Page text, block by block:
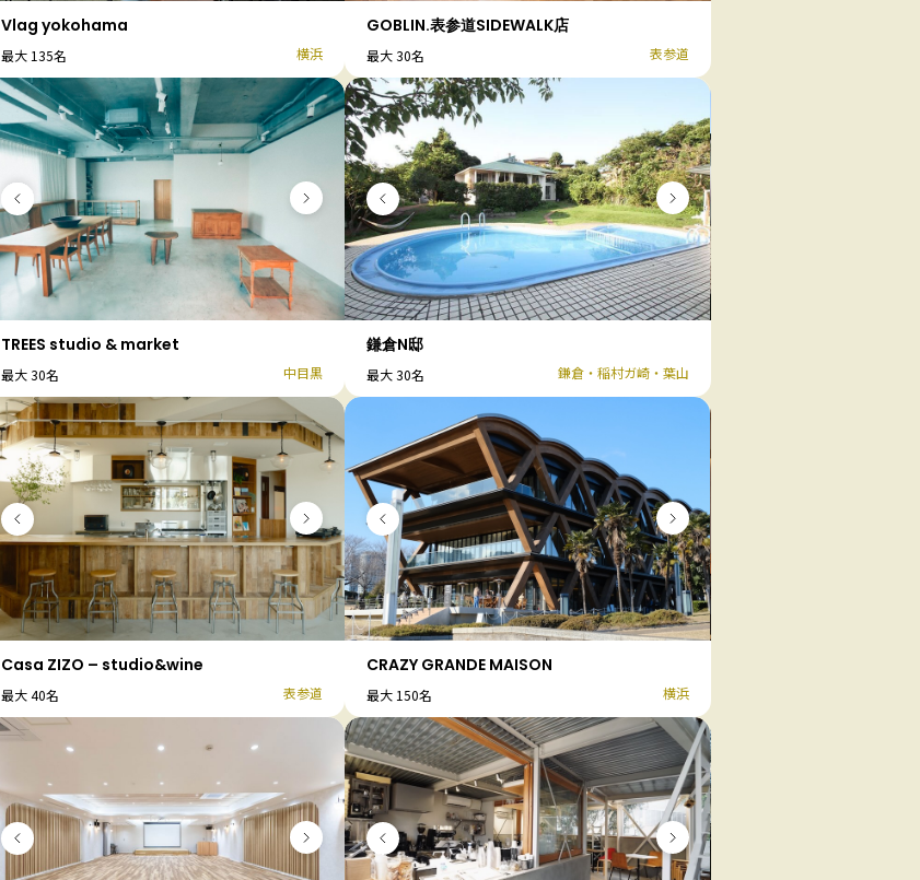
Vlag yokohama
最大 135名 横浜
GOBLIN.表参道SIDEWALK店
最大 30名 表参道
TREES studio & market
最大 30名 中目黒
鎌倉N邸
最大 30名 鎌倉・稲村ガ崎・葉山
Casa ZIZO – studio&wine
最大 40名 表参道
CRAZY GRANDE MAISON
最大 150名 横浜